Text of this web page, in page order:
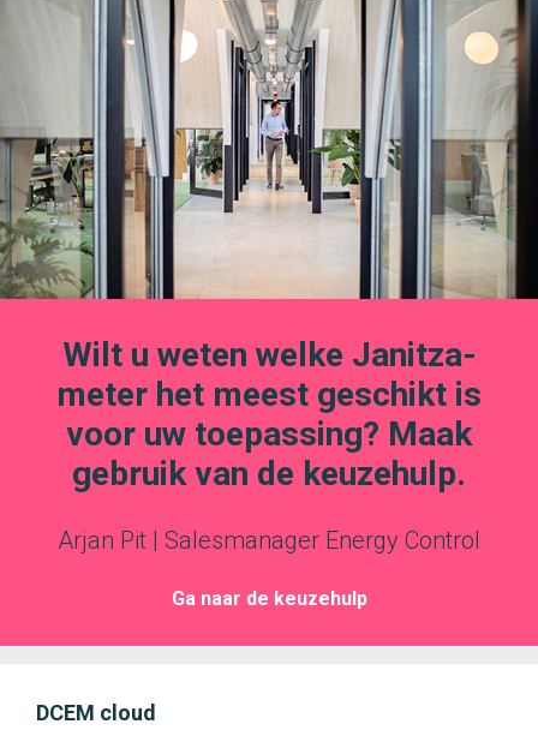
Wilt u weten welke Janitza-
meter het meest geschikt is
voor uw toepassing? Maak
gebruik van de keuzehulp.
Arjan Pit | Salesmanager Energy Control
Ga naar de keuzehulp
DCEM cloud